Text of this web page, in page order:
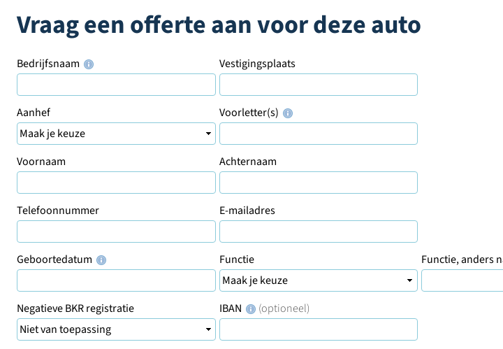
Vraag een offerte aan voor deze auto
Bedrijfsnaam Vestigingsplaats
Aanhef Voorletter(s)
Voornaam Achternaam
Telefoonnummer E-mailadres
Geboortedatum Functie Functie, anders
Negatieve BKR registratie IBAN (optioneel)